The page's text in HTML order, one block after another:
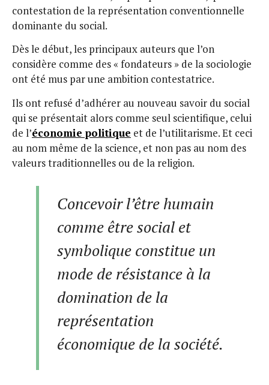
contestation de la représentation conventionnelle
dominante du social.
Dès le début, les principaux auteurs que l’on
considère comme des « fondateurs » de la sociologie
ont été mus par une ambition contestatrice.
Ils ont refusé d’adhérer au nouveau savoir du social
qui se présentait alors comme seul scientifique, celui
de l’économie politique et de l’utilitarisme. Et ceci
au nom même de la science, et non pas au nom des
valeurs traditionnelles ou de la religion.
Concevoir l’être humain
comme être social et
symbolique constitue un
mode de résistance à la
domination de la
représentation
économique de la société.